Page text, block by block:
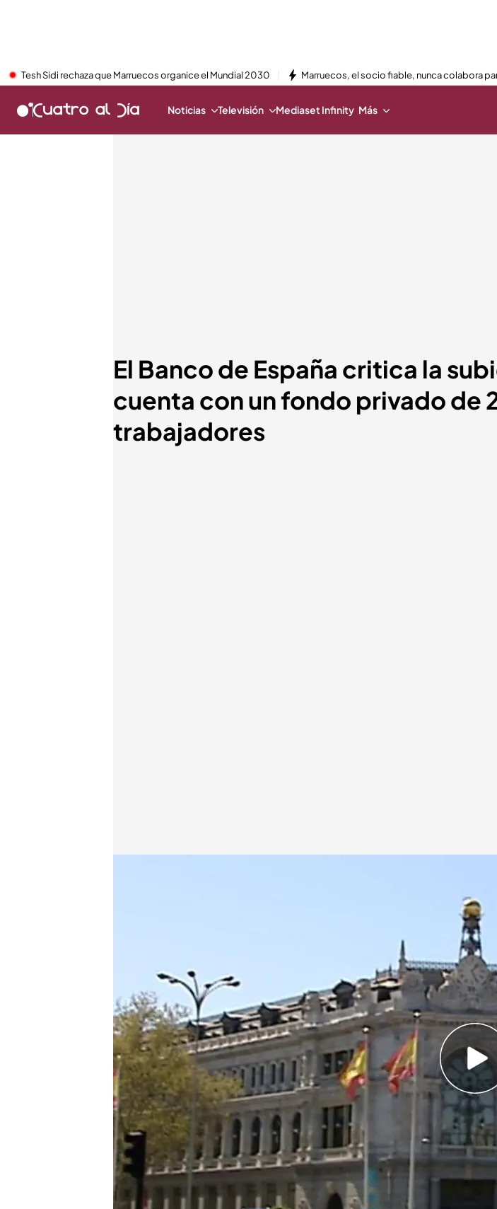
Tesh Sidi rechaza que Marruecos organice el Mundial 2030 Marruecos, el socio fiable, nunca colabora
Noticias Televisión Mediaset Infinity Más
El Banco de España critica la
cuenta con un fondo privado de
trabajadores
Los privilegios de los funcionarios púbicos del Banco
parecen no tener fin
Los empleados de esta entidad recibirían 133.000
jubilarse
Compartir
Después de la polémica subvención de sus vacaciones
con dinero público, ahora sale a la luz, lo ha vuelto a
que los funcionarios del
Banco de España tiene un
pensiones de 281 millones
de euros.